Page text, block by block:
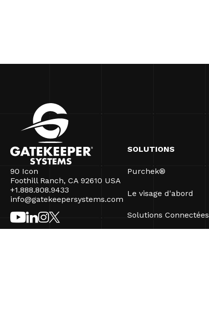
90 Icon
Foothill Ranch, CA 92610 USA
+1.888.808.9433
info@gatekeepersystems.com
SOLUTIONS
Purchek®
Le visage d'abord
Solutions Connectées